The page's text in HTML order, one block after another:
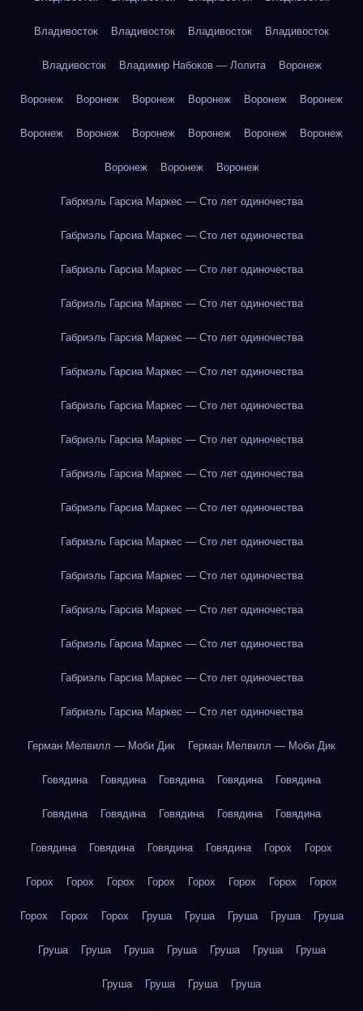
Владивосток Владивосток Владивосток Владивосток
Владивосток Владимир Набоков — Лолита Воронеж
Воронеж Воронеж Воронеж Воронеж Воронеж Воронеж
Воронеж Воронеж Воронеж Воронеж Воронеж Воронеж
Воронеж Воронеж Воронеж
Габриэль Гарсиа Маркес — Сто лет одиночества
Габриэль Гарсиа Маркес — Сто лет одиночества
Габриэль Гарсиа Маркес — Сто лет одиночества
Габриэль Гарсиа Маркес — Сто лет одиночества
Габриэль Гарсиа Маркес — Сто лет одиночества
Габриэль Гарсиа Маркес — Сто лет одиночества
Габриэль Гарсиа Маркес — Сто лет одиночества
Габриэль Гарсиа Маркес — Сто лет одиночества
Габриэль Гарсиа Маркес — Сто лет одиночества
Габриэль Гарсиа Маркес — Сто лет одиночества
Габриэль Гарсиа Маркес — Сто лет одиночества
Габриэль Гарсиа Маркес — Сто лет одиночества
Габриэль Гарсиа Маркес — Сто лет одиночества
Габриэль Гарсиа Маркес — Сто лет одиночества
Габриэль Гарсиа Маркес — Сто лет одиночества
Габриэль Гарсиа Маркес — Сто лет одиночества
Герман Мелвилл — Моби Дик Герман Мелвилл — Моби Дик
Говядина Говядина Говядина Говядина Говядина
Говядина Говядина Говядина Говядина Говядина
Говядина Говядина Говядина Говядина Горох Горох
Горох Горох Горох Горох Горох Горох Горох Горох
Горох Горох Горох Груша Груша Груша Груша Груша
Груша Груша Груша Груша Груша Груша Груша
Груша Груша Груша Груша